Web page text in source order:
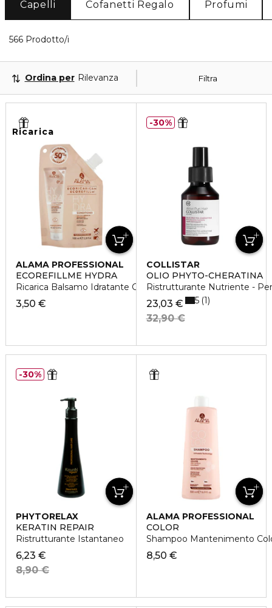
Capelli Cofanetti Regalo Profumi
566 Prodotto/i
Filtra
Ordina per Rilevanza
Ricarica
ALAMA PROFESSIONAL
ECOREFILLME HYDRA
Ricarica Balsamo Idratante Capelli Secchi
3,50 €
COLLISTAR
OLIO PHYTO-CHERATINA
Ristrutturante Nutriente -
23,03 €
32,90 €
5 1
30%
PHYTORELAX
KERATIN REPAIR
Ristrutturante Istantaneo
6,23 €
8,90 €
30%
ALAMA PROFESSIONAL
COLOR
Shampoo Mantenimento
8,50 €